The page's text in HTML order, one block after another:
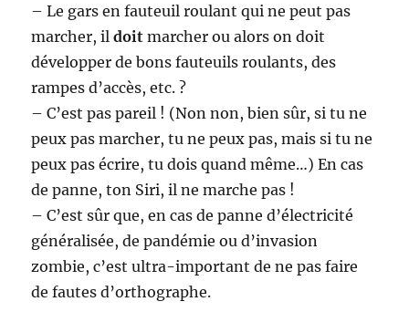
– Le gars en fauteuil roulant qui ne peut pas
marcher, ildoit marcher ou alors on doit
développer de bons fauteuils roulants, des
rampes d’accès, etc. ?
– C’est pas pareil ! (Non non, bien sûr, si tu ne
peux pas marcher, tu ne peux pas, mais si tu ne
peux pas écrire, tu dois quand même…) En cas
de panne, ton Siri, il ne marche pas !
– C’est sûr que, en cas de panne d’électricité
généralisée, de pandémie ou d’invasion
zombie, c’est ultra-important de ne pas faire
de fautes d’orthographe.